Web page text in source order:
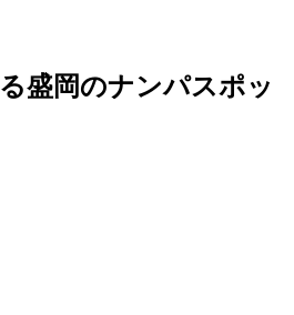
盛岡のナンパスポッ